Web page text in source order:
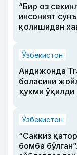
“Бир оз
инсоният
қолишидан
Ўзбекистон
Андижонда
боласини
ҳукми ўқилди
Ўзбекистон
“Саккиз
бомба